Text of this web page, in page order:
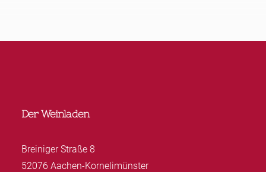
Der Weinladen
Breiniger Straße 8
52076 Aachen-Kornelimünster